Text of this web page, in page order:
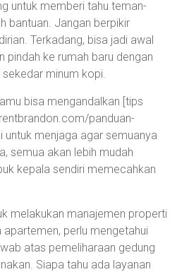
untuk memberi tahu teman-
bantuan. Jangan berpikir
Terkadang, bisa jadi awal
pindah ke rumah baru dengan
minum kopi.
bisa mengandalkan [tips
panduan-
untuk menjaga agar semuanya
semua akan lebih mudah
kepala sendiri memecahkan
melakukan manajemen properti
perlu mengetahui
atas pemeliharaan gedung
Siapa tahu ada layanan